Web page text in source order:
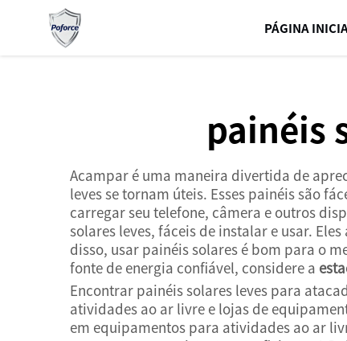
PÁGINA
painéis
Acampar é uma maneira divertida de
leves se tornam úteis. Esses painéis são
carregar seu telefone, câmera e outros
solares leves, fáceis de instalar e usar.
disso, usar painéis solares é bom para o
fonte de energia confiável, considere a
Encontrar painéis solares leves para
atividades ao ar livre e lojas de
em equipamentos para atividades ao ar